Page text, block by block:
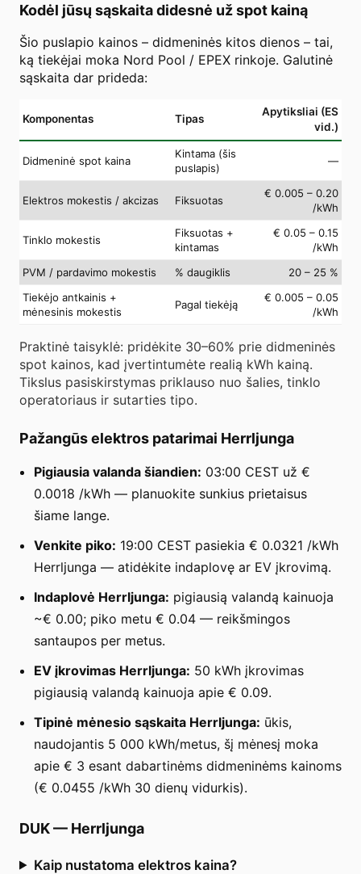
Kodėl jūsų sąskaita didesnė už spot kainą
Šio puslapio kainos – didmeninės kitos dienos – tai,
ką tiekėjai moka Nord Pool / EPEX rinkoje. Galutinė
sąskaita dar prideda:
Komponentas Tipas
Apytiksliai (ES
vid.)
Didmeninė spot kaina
Kintama (šis
puslapis)
—
Elektros mokestis / akcizas Fiksuotas
€ 0.005 – 0.20
/kWh
Tinklo mokestis
Fiksuotas +
kintamas
€ 0.05 – 0.15
/kWh
PVM / pardavimo mokestis
% daugiklis
20 – 25 %
Tiekėjo antkainis +
mėnesinis mokestis
Pagal tiekėją
€ 0.005 – 0.05
/kWh
Praktinė taisyklė: pridėkite 30–60% prie didmeninės
spot kainos, kad įvertintumėte realią kWh kainą.
Tikslus pasiskirstymas priklauso nuo šalies, tinklo
operatoriaus ir sutarties tipo.
Pažangūs elektros patarimai Herrljunga
Pigiausia valanda šiandien: 03:00 CEST už €
0.0018 /kWh — planuokite sunkius prietaisus
šiame lange.
Venkite piko: 19:00 CEST pasiekia € 0.0321 /kWh
Herrljunga — atidėkite indaplovę ar EV įkrovimą.
Indaplovė Herrljunga: pigiausią valandą kainuoja
~€ 0.00; piko metu € 0.04 — reikšmingos
santaupos per metus.
EV įkrovimas Herrljunga: 50 kWh įkrovimas
pigiausią valandą kainuoja apie € 0.09.
Tipinė mėnesio sąskaita Herrljunga: ūkis,
naudojantis 5 000 kWh/metus, šį mėnesį moka
apie € 3 esant dabartinėms didmeninėms kainoms
(€ 0.0455 /kWh 30 dienų vidurkis).
DUK— Herrljunga
Kaip nustatoma elektros kaina?